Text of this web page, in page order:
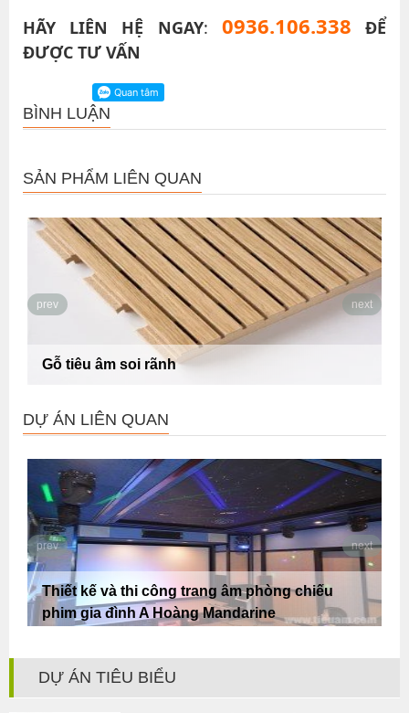
HÃY LIÊN HỆ NGAY: 0936.106.338
ĐỂ
ĐƯỢC TƯ VẤN
BÌNH LUẬN
SẢN PHẨM LIÊN QUAN
Gỗ tiêu âm soi rãnh
prev next
DỰ ÁN LIÊN QUAN
Thiết kế và thi công trang âm phòng chiếu
phim gia đình A Hoàng Mandarine
prev next
DỰ ÁN TIÊU BIỂU